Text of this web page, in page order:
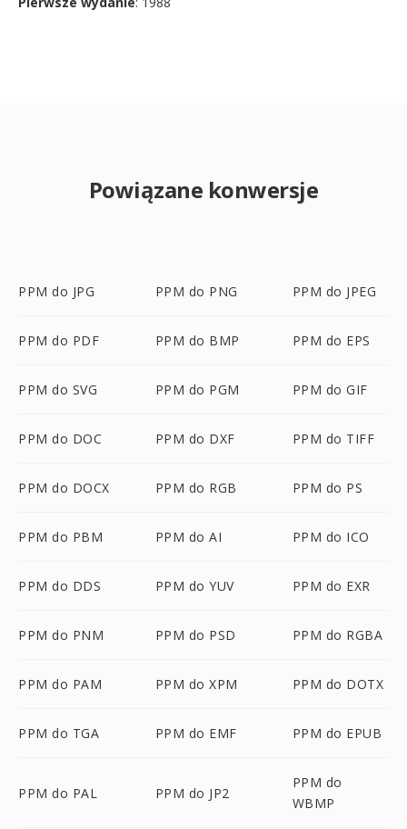
Powiązane konwersje
PPM do JPG PPM do PNG PPM do JPEG
PPM do PDF PPM do BMP PPM do EPS
PPM do SVG PPM do PGM PPM do GIF
PPM do DOC PPM do DXF PPM do TIFF
PPM do DOCX PPM do RGB PPM do PS
PPM do PBM PPM do AI PPM do ICO
PPM do DDS PPM do YUV PPM do EXR
PPM do PNM PPM do PSD PPM do RGBA
PPM do PAM PPM do XPM PPM do DOTX
PPM do TGA PPM do EMF PPM do EPUB
PPM do PAL PPM do JP2
PPM do
WBMP